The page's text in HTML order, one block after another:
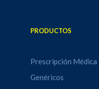
PRODUCTOS
Prescripción Médica
Genéricos